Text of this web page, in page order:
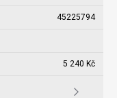
45225794
5 240 Kč